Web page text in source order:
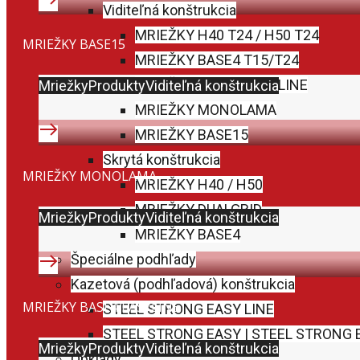
Viditeľná konštrukcia
MRIEŽKY H40 T24 / H50 T24
MRIEŽKY BASE4 T15/T24
MRIEŽKY BASE4 EASYLINE
MRIEŽKY MONOLAMA
MRIEŽKY BASE15
Skrytá konštrukcia
MRIEŽKY H40 / H50
MRIEŽKY DUALGRID
MRIEŽKY BASE4
Špeciálne podhľady
Kazetová (podhľadová) konštrukcia
STEEL STRONG EASY LINE
STEEL STRONG EASY | STEEL STRONG
MRIEŽKY BASE15
MriežkyProduktyViditeľná konštrukcia
MRIEŽKY MONOLAMA
MriežkyProduktyViditeľná konštrukcia
MRIEŽKY BASE4 EASYLINE
MriežkyProduktyViditeľná konštrukcia